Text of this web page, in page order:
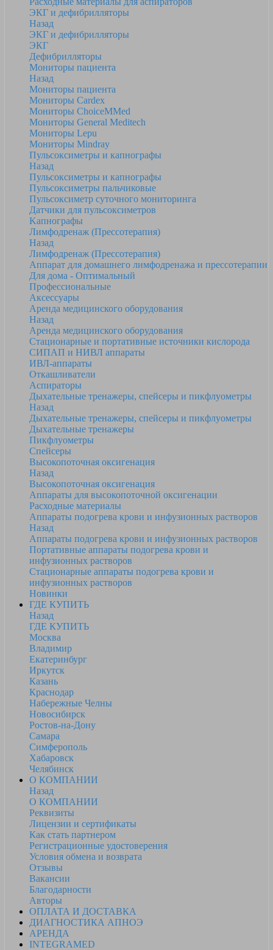
ЭКГ и дефибрилляторы
Назад
ЭКГ и дефибрилляторы
ЭКГ
Дефибрилляторы
Мониторы пациента
Назад
Мониторы пациента
Мониторы Cardex
Мониторы ChoiceMMed
Мониторы General Meditech
Мониторы Lepu
Мониторы Mindray
Пульсоксиметры и капнографы
Назад
Пульсоксиметры и капнографы
Пульсоксиметры пальчиковые
Пульсоксиметр суточного мониторинга
Датчики для пульсоксиметров
Kапнографы
Лимфодренаж (Прессотерапия)
Назад
Лимфодренаж (Прессотерапия)
Аппарат для домашнего лимфодренажа и прессотерапии
Для дома - Оптимальный
Профессиональные
Аксессуары
Аренда медицинского оборудования
Назад
Аренда медицинского оборудования
Стационарные и портативные источники кислорода
СИПАП и НИВЛ аппараты
ИВЛ-аппараты
Откашливатели
Аспираторы
Дыхательные тренажеры, спейсеры и пикфлуометры
Назад
Дыхательные тренажеры, спейсеры и пикфлуометры
Дыхательные тренажеры
Пикфлуометры
Спейсеры
Высокопоточная оксигенация
Назад
Высокопоточная оксигенация
Аппараты для высокопоточной оксигенации
Расходные материалы
Аппараты подогрева крови и инфузионных растворов
Назад
Аппараты подогрева крови и инфузионных растворов
Портативные аппараты подогрева крови и
инфузионных растворов
Стационарные аппараты подогрева крови и
инфузионных растворов
Новинки
ГДЕ КУПИТЬ
Назад
ГДЕ КУПИТЬ
Москва
Владимир
Екатеринбург
Иркутск
Казань
Краснодар
Набережные Челны
Новосибирск
Ростов-на-Дону
Самара
Симферополь
Хабаровск
Челябинск
О КОМПАНИИ
Назад
О КОМПАНИИ
Реквизиты
Лицензии и сертификаты
Как стать партнером
Регистрационные удостоверения
Условия обмена и возврата
Отзывы
Вакансии
Благодарности
Авторы
ОПЛАТА И ДОСТАВКА
ДИАГНОСТИКА АПНОЭ
АРЕНДА
INTEGRAMED